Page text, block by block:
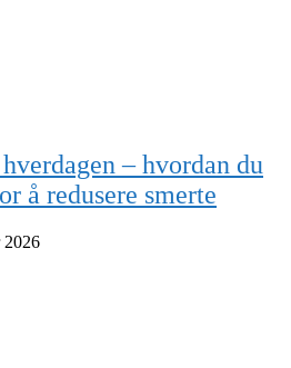
– hvordan du
å redusere smerte
2026